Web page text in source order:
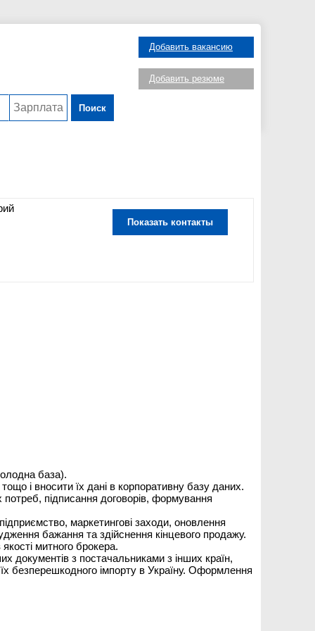
Поиск
Добавить вакансию
Добавить резюме
Показать контакты
база).
і вносити їх дані в корпоративну базу даних.
підписання договорів, формування
маркетингові заходи, оновлення
бажання та здійснення кінцевого продажу.
митного брокера.
документів з постачальниками з інших країн,
безперешкодного імпорту в Україну. Оформлення